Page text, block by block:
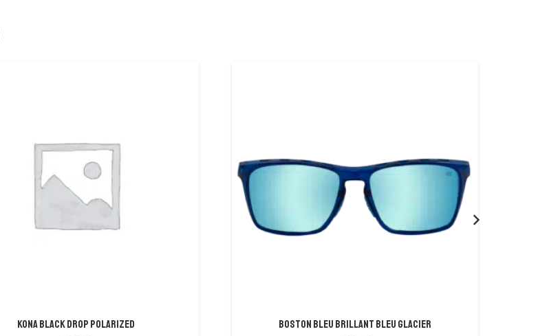
Kona Black Drop Polarized BOSTON BLEU BRILLANT BLEU GLACIER